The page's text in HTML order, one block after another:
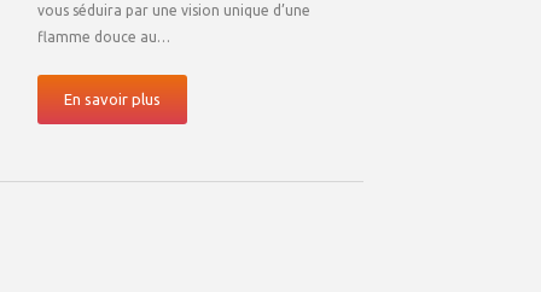
vous séduira par une vision unique d’une
flamme douce au…
En savoir plus